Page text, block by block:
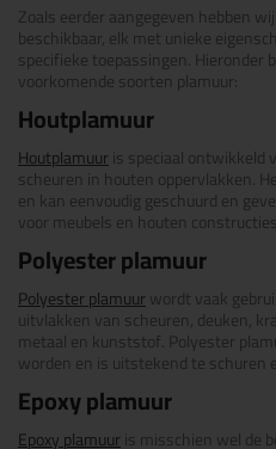
Zoals eerder aangegeven hebben
beschikbaar, elk met unieke
specifieke toepassingen. Hieronder
voorkomende soorten plamuur:
Houtplamuur
Houtplamuuris speciaal ontwikkeld
scheuren in houten oppervlakken.
en kan eenvoudig geschuurd en
voor meubels en houten
Polyester plamuur
Polyester plamuurwordt vaak
uitvlakken van scheuren, deuken,
metaal en kunststof. Polyester
worden en is uitstekend te schuren
Epoxy plamuur
Epoxy plamuuris misschien wel de